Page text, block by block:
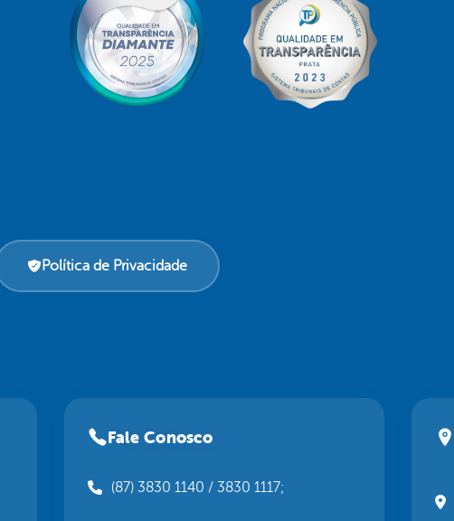
Política de Privacidade
Fale Conosco
(87) 3830 1140 / 3830 1117;